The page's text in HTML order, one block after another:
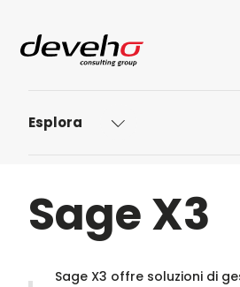
Esplora
Sage X3
Sage X3 offre soluzioni di